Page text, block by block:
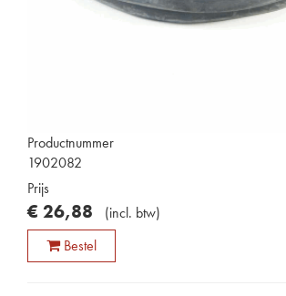
Productnummer
1902082
Prijs
€ 26,88 (incl. btw)
Bestel